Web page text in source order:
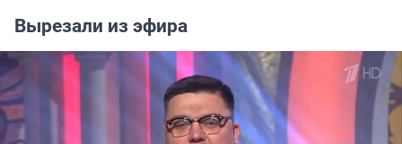
Вырезали из эфира